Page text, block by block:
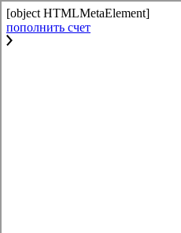
[object HTMLMetaElement]
пополнить счет